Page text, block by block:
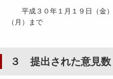
平成３０年１月１９日（金）
（月）まで
３ 提出された意見数